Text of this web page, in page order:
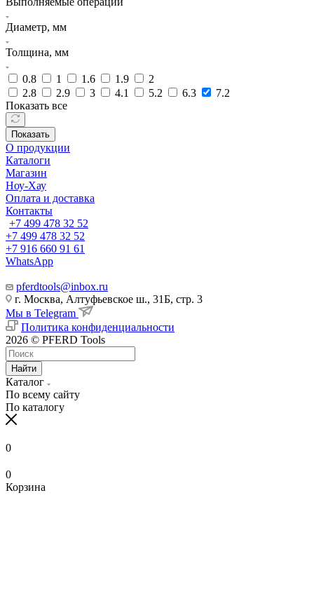
Диаметр, мм
Толщина, мм
0.8 1 1.6 1.9
2
2.8
2.9 3 4.1 5.2 6.3
7.2
Показать все
Показать
О продукции
Каталоги
Магазин
Ноу-Хау
Оплата и доставка
Контакты
+7 499 478 32 52
+7 499 478 32 52
+7 916 660 91 61
WhatsApp
pferdtools@inbox.ru
г. Москва, Алтуфьевское ш., 31Б, стр. 3
Мы в Telegram
Политика конфиденциальности
2026 © PFERD Tools
Найти
Каталог
По всему сайту
По каталогу
0
0
Корзина